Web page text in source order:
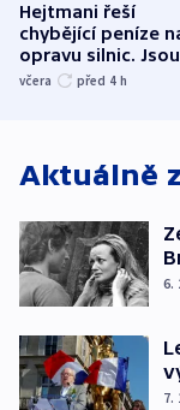
Hejtmani řeší
chybějící peníze
opravu silnic. Jsou
nenárokové,
včera před 4 h
Aktuálně
6.
7.